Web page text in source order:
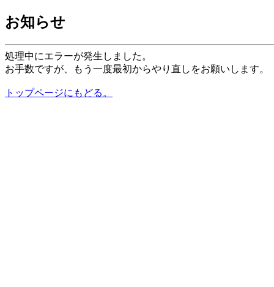
お知らせ
処理中にエラーが発生しました。
お手数ですが、もう一度最初からやり直しをお願いします。
トップページにもどる。